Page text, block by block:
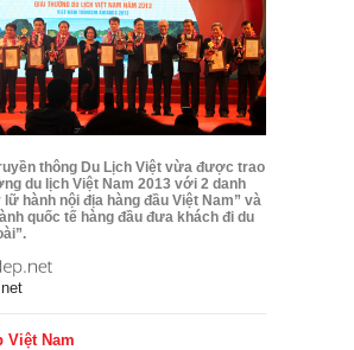
thông Du Lịch Việt vừa được trao
du lịch Việt Nam 2013 với 2 danh
lữ hành nội địa hàng đầu Việt Nam” và
quốc tế hàng đầu đưa khách đi du
Việt Nam